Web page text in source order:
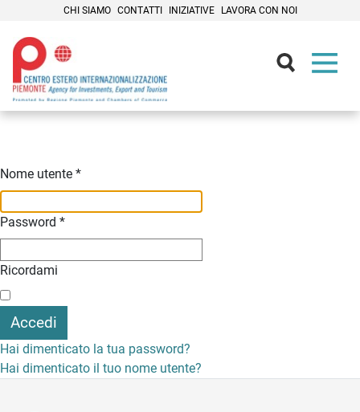
CHI SIAMO CONTATTI INIZIATIVE LAVORA CON NOI
Nome utente *
Password *
Ricordami
Accedi
Hai dimenticato la tua password?
Hai dimenticato il tuo nome utente?